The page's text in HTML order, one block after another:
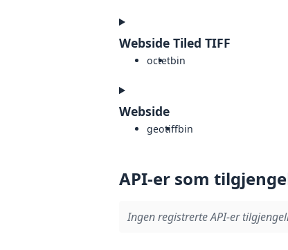
Webside Tiled TIFF
octetbin
Webside
geotiffbin
API-er som
Ingen registrerte API-er